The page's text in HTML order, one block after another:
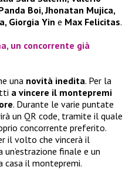
Boi, Jhonatan Mujica,
Giorgia Yin e Max Felicitas.
un concorrente già
una novità inedita. Per la
a vincere il montepremi
. Durante le varie puntate
un QR code, tramite il quale
concorrente preferito.
il volto che vincerà il
finale e un
il montepremi.